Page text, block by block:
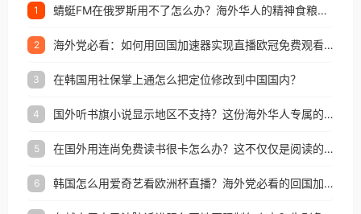
1 蜻蜓FM在俄罗斯用不了怎么办？海外华人的精神食粮补给方案
2 海外党必看：如何用回国加速器实现直播欧冠免费观看？附影视音乐全攻略
3 在韩国用社保掌上通怎么把定位修改到中国国内？
4 国外听书旗小说显示地区不支持？这份海外华人专属的国内内容解锁指南请收好
5 在国外用连尚免费读书很卡怎么办？这不仅仅是阅读的烦恼
6 韩国怎么用爱奇艺看欧洲杯直播？海外党必看的回国加速全攻略